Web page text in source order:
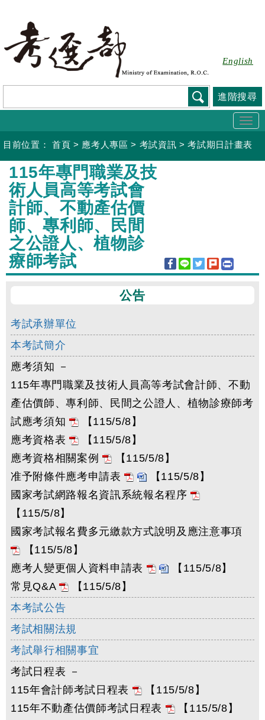
要
容
English
進階搜尋
目前位置： 首頁 > 應考人專區 > 考試資訊 >考試期日計畫表
:::
115年專門職業及技
術人員高等考試會
計師、不動產估價
師、專利師、民間
之公證人、植物診
療師考試
公告
考試承辦單位
本考試簡介
應考須知 －
115年專門職業及技術人員高等考試會計師、不動
產估價師、專利師、民間之公證人、植物診療師考
試應考須知
【115/5/8】
應考資格表
【115/5/8】
應考資格相關案例
【115/5/8】
准予附條件應考申請表
【115/5/8】
國家考試網路報名資訊系統報名程序
【115/5/8】
國家考試報名費多元繳款方式說明及應注意事項
【115/5/8】
應考人變更個人資料申請表
【115/5/8】
常見Q&A
【115/5/8】
本考試公告
考試相關法規
考試舉行相關事宜
考試日程表 －
115年會計師考試日程表
【115/5/8】
115年不動產估價師考試日程表
【115/5/8】